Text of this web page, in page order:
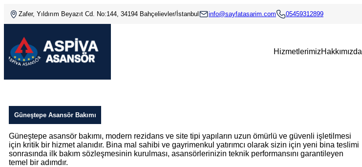
Zafer, Yıldırım Beyazıt Cd. No:144, 34194 Bahçelievler/İstanbul info@sayfatasarim.com 05459312899
HizmetlerimizHakkımızda
Güneştepe Asansör Bakımı
Güneştepe asansör bakımı, modern rezidans ve site tipi yapıların uzun ömürlü ve güvenli işletilmesi
için kritik bir hizmet alanıdır. Bina mal sahibi ve gayrimenkul yatırımcı olarak sizin için yeni bina teslimi
sonrasında ilk bakım sözleşmesinin kurulması, asansörlerinizin teknik performansını garantileyen
temel bir adımdır.